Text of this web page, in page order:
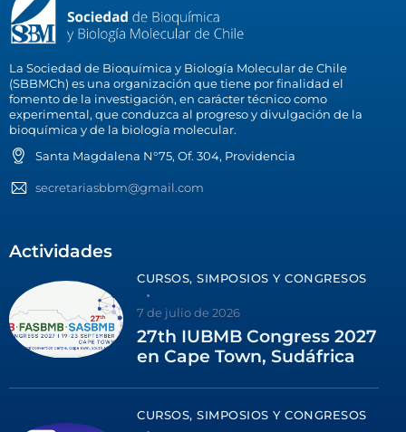
La Sociedad de Bioquímica y Biología Molecular de Chile
(SBBMCh) es una organización que tiene por finalidad el
fomento de la investigación, en carácter técnico como
experimental, que conduzca al progreso y divulgación de la
bioquímica y de la biología molecular.
Santa Magdalena N°75, Of. 304, Providencia
secretariasbbm@gmail.com
Actividades
CURSOS, SIMPOSIOS Y CONGRESOS
7 de julio de 2026
27th IUBMB Congress 2027
en Cape Town, Sudáfrica
CURSOS, SIMPOSIOS Y CONGRESOS